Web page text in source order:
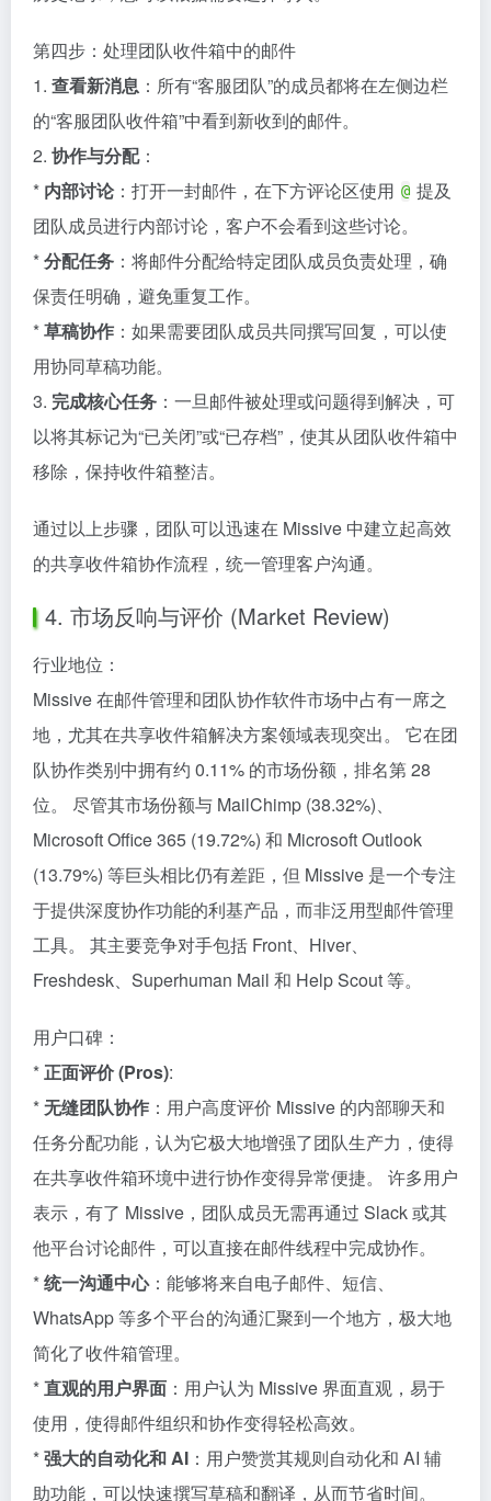
第四步：处理团队收件箱中的邮件
1. 查看新消息 ：所有“客服团队”的成员都将在左侧边栏
的“客服团队收件箱”中看到新收到的邮件。
2. 协作与分配：
* 内部讨论：打开一封邮件，在下方评论区使用 @ 提及
团队成员进行内部讨论，客户不会看到这些讨论。
*分配任务 ：将邮件分配给特定团队成员负责处理，确
保责任明确，避免重复工作。
*草稿协作 ：如果需要团队成员共同撰写回复，可以使
用协同草稿功能。
3. 完成核心任务 ：一旦邮件被处理或问题得到解决，可
以将其标记为“已关闭”或“已存档”，使其从团队收件箱中
移除，保持收件箱整洁。
通过以上步骤，团队可以迅速在 Missive 中建立起高效
的共享收件箱协作流程，统一管理客户沟通。
4. 市场反响与评价 (Market Review)
行业地位：
Missive 在邮件管理和团队协作软件市场中占有一席之
地，尤其在共享收件箱解决方案领域表现突出。 它在团
队协作类别中拥有约 0.11% 的市场份额，排名第 28
位。 尽管其市场份额与 MailChimp (38.32%)、
Microsoft Office 365 (19.72%) 和 Microsoft Outlook
(13.79%) 等巨头相比仍有差距，但 Missive 是一个专注
于提供深度协作功能的利基产品，而非泛用型邮件管理
工具。 其主要竞争对手包括 Front、Hiver、
Freshdesk、Superhuman Mail 和 Help Scout 等。
用户口碑：
*正面评价 (Pros):
*无缝团队协作 ：用户高度评价 Missive 的内部聊天和
任务分配功能，认为它极大地增强了团队生产力，使得
在共享收件箱环境中进行协作变得异常便捷。 许多用户
表示，有了 Missive，团队成员无需再通过 Slack 或其
他平台讨论邮件，可以直接在邮件线程中完成协作。
*统一沟通中心：能够将来自电子邮件、短信、
WhatsApp 等多个平台的沟通汇聚到一个地方，极大地
简化了收件箱管理。
*直观的用户界面 ：用户认为 Missive 界面直观，易于
使用，使得邮件组织和协作变得轻松高效。
*强大的自动化和 AI ：用户赞赏其规则自动化和 AI 辅
助功能，可以快速撰写草稿和翻译，从而节省时间。